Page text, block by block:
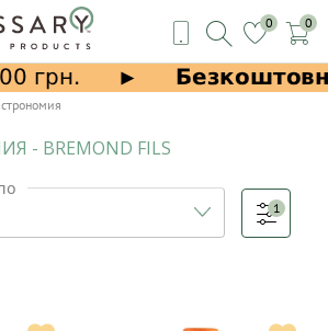
0 0
- BREMOND FILS
1